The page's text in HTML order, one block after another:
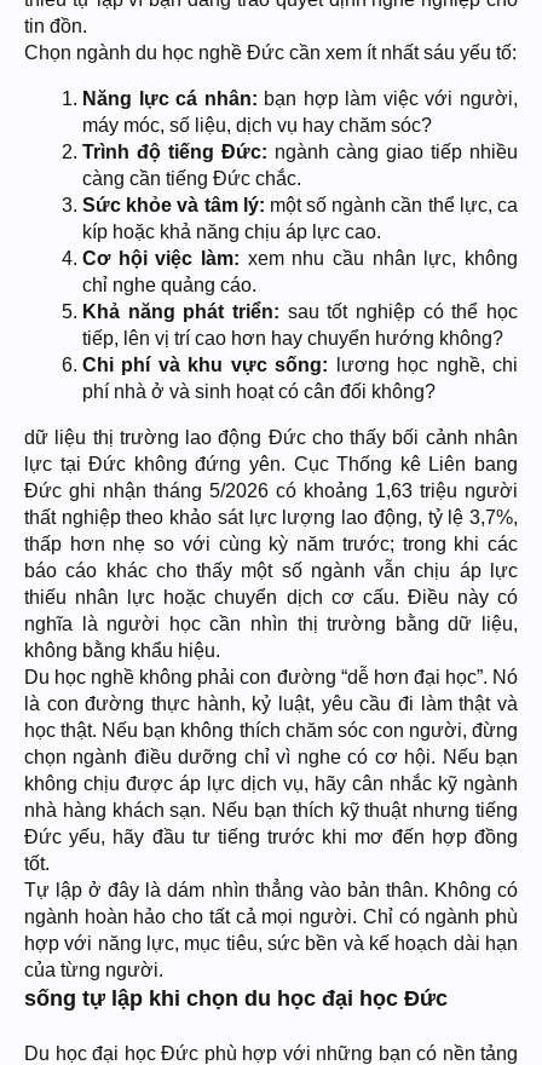
tin đồn.
Chọn ngành du học nghề Đức cần xem ít nhất sáu yếu tố:
Năng lực cá nhân: bạn hợp làm việc với người,
máy móc, số liệu, dịch vụ hay chăm sóc?
Trình độ tiếng Đức: ngành càng giao tiếp nhiều
càng cần tiếng Đức chắc.
Sức khỏe và tâm lý: một số ngành cần thể lực, ca
kíp hoặc khả năng chịu áp lực cao.
Cơ hội việc làm: xem nhu cầu nhân lực, không
chỉ nghe quảng cáo.
Khả năng phát triển: sau tốt nghiệp có thể học
tiếp, lên vị trí cao hơn hay chuyển hướng không?
Chi phí và khu vực sống: lương học nghề, chi
phí nhà ở và sinh hoạt có cân đối không?
dữ liệu thị trường lao động Đức cho thấy bối cảnh nhân
lực tại Đức không đứng yên. Cục Thống kê Liên bang
Đức ghi nhận tháng 5/2026 có khoảng 1,63 triệu người
thất nghiệp theo khảo sát lực lượng lao động, tỷ lệ 3,7%,
thấp hơn nhẹ so với cùng kỳ năm trước; trong khi các
báo cáo khác cho thấy một số ngành vẫn chịu áp lực
thiếu nhân lực hoặc chuyển dịch cơ cấu. Điều này có
nghĩa là người học cần nhìn thị trường bằng dữ liệu,
không bằng khẩu hiệu.
Du học nghề không phải con đường “dễ hơn đại học”. Nó
là con đường thực hành, kỷ luật, yêu cầu đi làm thật và
học thật. Nếu bạn không thích chăm sóc con người, đừng
chọn ngành điều dưỡng chỉ vì nghe có cơ hội. Nếu bạn
không chịu được áp lực dịch vụ, hãy cân nhắc kỹ ngành
nhà hàng khách sạn. Nếu bạn thích kỹ thuật nhưng tiếng
Đức yếu, hãy đầu tư tiếng trước khi mơ đến hợp đồng
tốt.
Tự lập ở đây là dám nhìn thẳng vào bản thân. Không có
ngành hoàn hảo cho tất cả mọi người. Chỉ có ngành phù
hợp với năng lực, mục tiêu, sức bền và kế hoạch dài hạn
của từng người.
sống tự lập khi chọn du học đại học Đức
Du học đại học Đức phù hợp với những bạn có nền tảng